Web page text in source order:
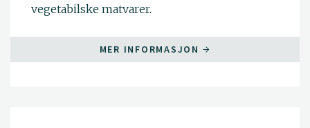
vegetabilske matvarer.
MER INFORMASJON